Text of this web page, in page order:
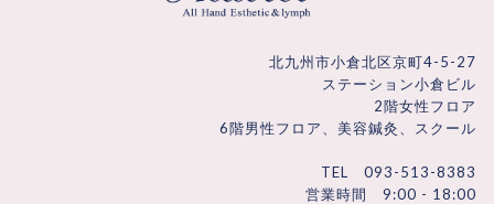
北九州市小倉北区京町4-5-27
ステーション小倉ビル
2階女性フロア
6階男性フロア、美容鍼灸、スクール
TEL 093-513-8383
営業時間 9:00 - 18:00